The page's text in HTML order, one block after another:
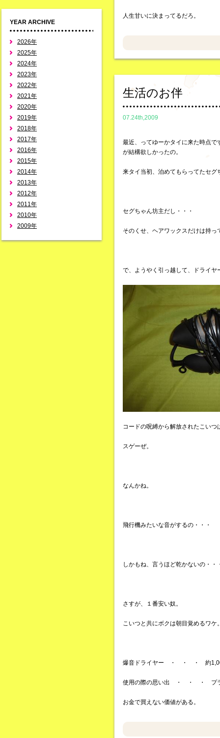
YEAR ARCHIVE
2026年
2025年
2024年
2023年
2022年
2021年
2020年
2019年
2018年
2017年
2016年
2015年
2014年
2013年
2012年
2011年
2010年
2009年
人生甘いに決まってるだろ。
生活のお伴
07.24th,2009
最近、ってゆーかタイに来た時点
が結構欲しかったの。
来タイ当初、泊めてもらってたセ
セグちゃん坊主だし・・・
そのくせ、ヘアワックスだけは持
で、ようやく引っ越して、ドライヤ
コードの呪縛から解放されたこいつ
スゲーぜ。
なんかね。
飛行機みたいな音がするの・・・
しかもね、言うほど乾かないの・・
さすが、１番安い奴。
こいつと共にボクは朝目覚めるワケ
爆音ドライヤー ・ ・ ・ 約
使用の際の思い出 ・ ・ ・ プ
お金で買えない価値がある。